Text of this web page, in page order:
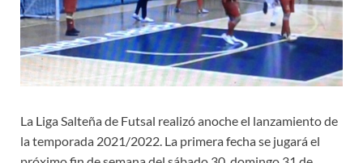
La Liga Salteña de Futsal realizó anoche el lanzamiento de
la temporada 2021/2022. La primera fecha se jugará el